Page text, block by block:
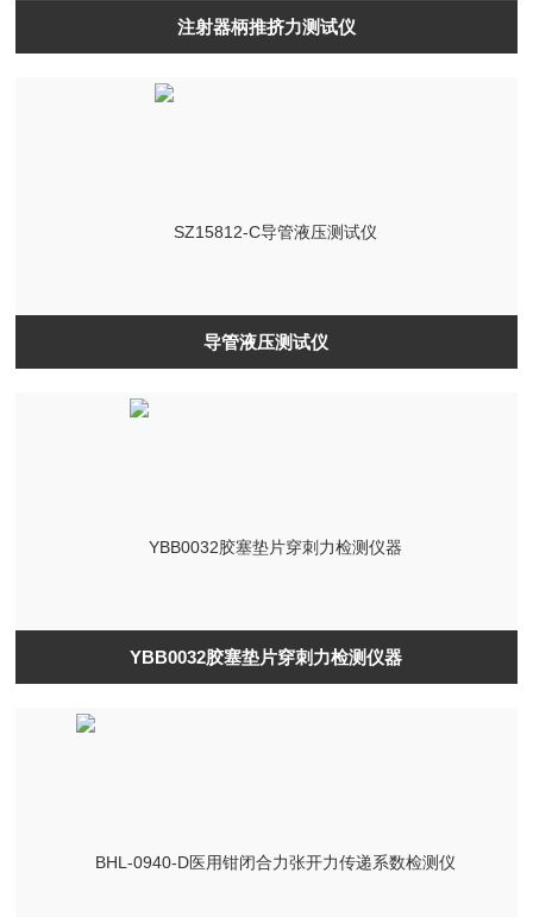
注射器柄推挤力测试仪
导管液压测试仪
YBB0032胶塞垫片穿刺力检测仪器